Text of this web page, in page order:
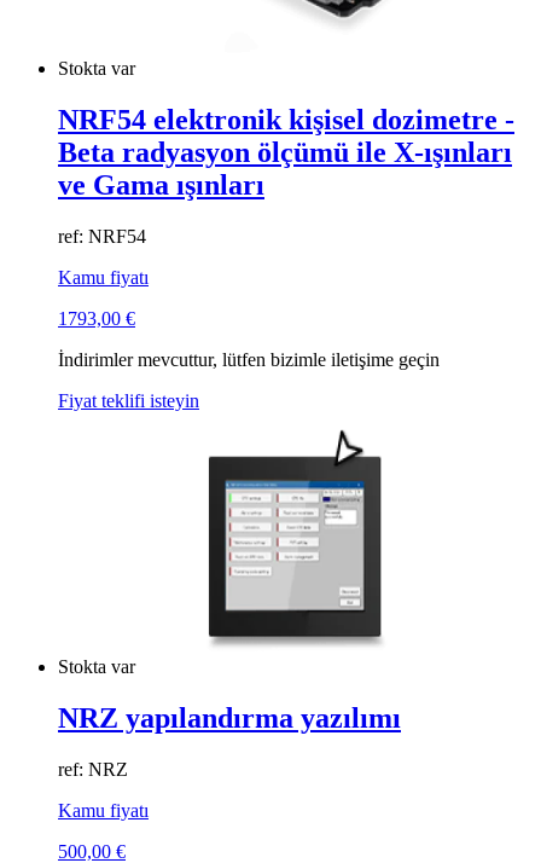
Stokta var
NRF54 elektronik kişisel dozimetre -
Beta radyasyon ölçümü ile X-ışınları
ve Gama ışınları
ref: NRF54
Kamu fiyatı
1793,00 €
İndirimler mevcuttur, lütfen bizimle iletişime geçin
Fiyat teklifi isteyin
Stokta var
NRZ yapılandırma yazılımı
ref: NRZ
Kamu fiyatı
500,00 €